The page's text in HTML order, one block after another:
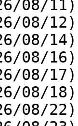
08/
08/
08/
08/
08/
08/
08/